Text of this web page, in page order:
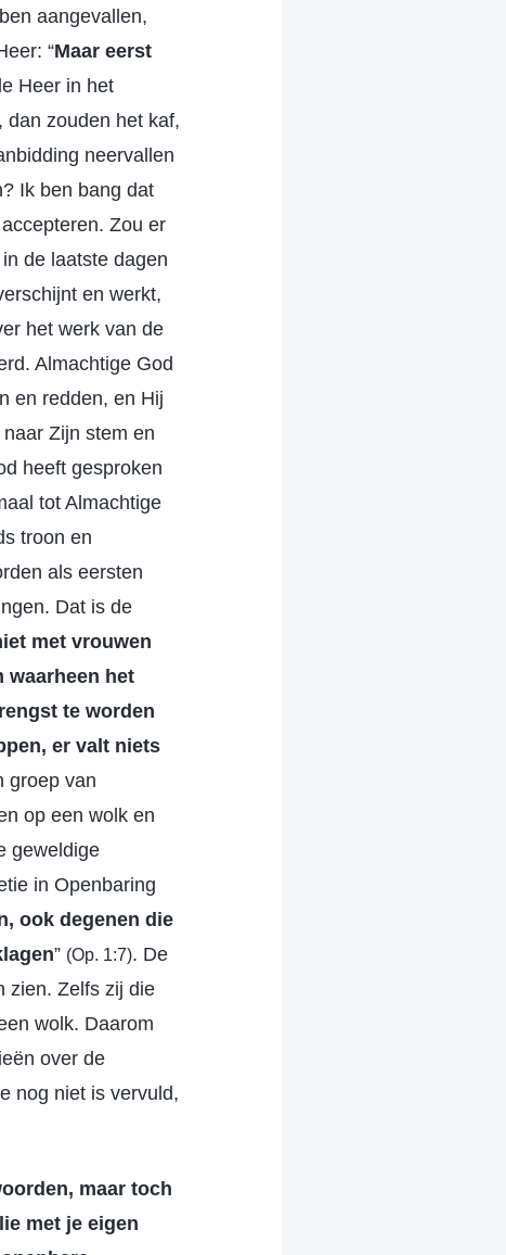
aangevallen,
“Maar eerst
Heer in het
dan zouden het kaf,
neervallen
Ik ben bang dat
Zou er
de laatste dagen
en werkt,
het werk van de
Almachtige God
en redden, en Hij
Zijn stem en
heeft gesproken
tot Almachtige
troon en
als eersten
Dat is de
met vrouwen
waarheen het
te worden
er valt niets
groep van
op een wolk en
geweldige
in Openbaring
ook degenen die
” (Op. 1:7). De
zien. Zelfs zij die
wolk. Daarom
over de
nog niet is vervuld,
maar toch
met je eigen